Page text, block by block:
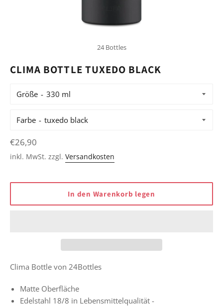
24 Bottles
CLIMA BOTTLE TUXEDO BLACK
Größe
Farbe
Normaler
Preis
€26,90
inkl. MwSt. zzgl. Versandkosten
In den Warenkorb legen
Clima Bottle von 24Bottles
Matte Oberfläche
Edelstahl 18/8 in Lebensmittelqualität -